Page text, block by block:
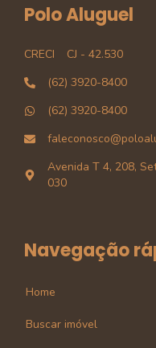
Polo Aluguel
CRECI
CJ - 42.530
(62) 3920-8400
(62) 3920-8400
Avenida T 4, 208,
030
Navegação
Home
Buscar imóvel